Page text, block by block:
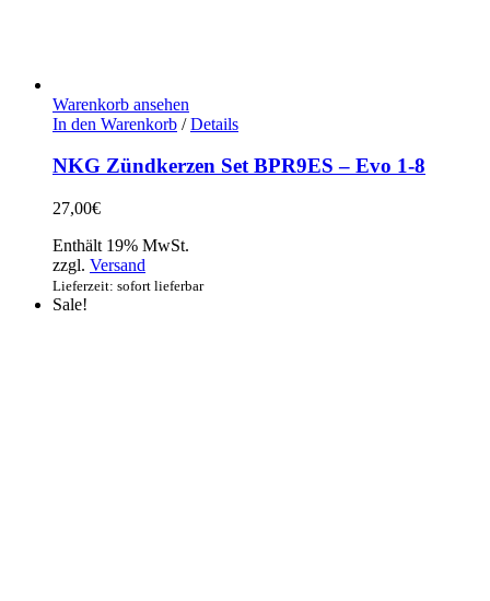
Warenkorb ansehen
In den Warenkorb / Details
NKG Zündkerzen Set BPR9ES – Evo 1-8
27,00€
Enthält 19% MwSt.
zzgl. Versand
Lieferzeit: sofort lieferbar
Sale!